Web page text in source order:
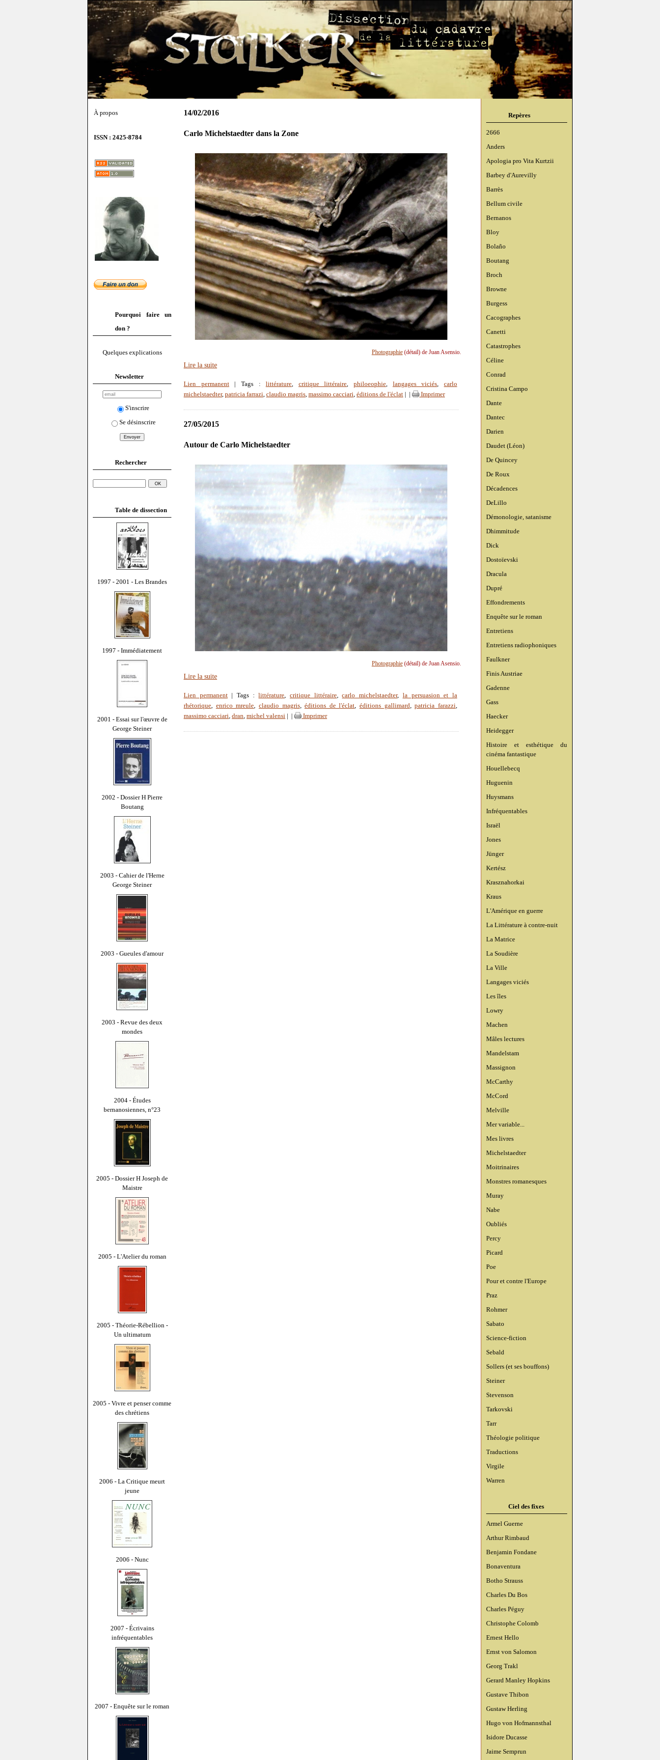
À propos
ISSN : 2425-8784
Pourquoi faire un
don ?
Quelques explications
Newsletter
S'inscrire
Se désinscrire
Rechercher
Table de dissection
1997 - 2001 - Les Brandes
1997 - Immédiatement
2001 - Essai sur l'œuvre de
George Steiner
2002 - Dossier H Pierre
Boutang
2003 - Cahier de l'Herne
George Steiner
2003 - Gueules d'amour
2003 - Revue des deux
mondes
2004 - Études
bernanosiennes, n°23
2005 - Dossier H Joseph de
Maistre
2005 - L'Atelier du roman
2005 - Théorie-Rébellion -
Un ultimatum
2005 - Vivre et penser comme
des chrétiens
2006 - La Critique meurt
jeune
2006 - Nunc
2007 - Écrivains
infréquentables
2007 - Enquête sur le roman
Repères
2666
Anders
Apologia pro Vita Kurtzii
Barbey d'Aurevilly
Barrès
Bellum civile
Bernanos
Bloy
Bolaño
Boutang
Broch
Browne
Burgess
Cacographes
Canetti
Catastrophes
Céline
Conrad
Cristina Campo
Dante
Dantec
Darien
Daudet (Léon)
De Quincey
De Roux
Décadences
DeLillo
Démonologie, satanisme
Dhimmitude
Dick
Dostoïevski
Dracula
Dupré
Effondrements
Enquête sur le roman
Entretiens
Entretiens radiophoniques
Faulkner
Finis Austriae
Gadenne
Gass
Haecker
Heidegger
Histoire et esthétique du
cinéma fantastique
Houellebecq
Huguenin
Huysmans
Infréquentables
Israël
Jones
Jünger
Kertész
Krasznahorkai
Kraus
L'Amérique en guerre
La Littérature à contre-nuit
La Matrice
La Soudière
La Ville
Langages viciés
Les îles
Lowry
Machen
Mâles lectures
Mandelstam
Massignon
McCarthy
McCord
Melville
Mer variable...
Mes livres
Michelstaedter
Moitrinaires
Monstres romanesques
Muray
Nabe
Oubliés
Percy
Picard
Poe
Pour et contre l'Europe
Praz
Rohmer
Sabato
Science-fiction
Sebald
Sollers (et ses bouffons)
Steiner
Stevenson
Tarkovski
Tarr
Théologie politique
Traductions
Virgile
Warren
Ciel des fixes
Armel Guerne
Arthur Rimbaud
Benjamin Fondane
Bonaventura
Botho Strauss
Charles Du Bos
Charles Péguy
Christophe Colomb
Ernest Hello
Ernst von Salomon
Georg Trakl
Gerard Manley Hopkins
Gustave Thibon
Gustaw Herling
Hugo von Hofmannsthal
Isidore Ducasse
Jaime Semprun
14/02/2016
Carlo Michelstaedter dans la Zone
Photographie(détail) de Juan Asensio.
Lire la suite
Lien permanent| Tags :littérature, critique littéraire, philoeophie, langages viciés, carlo
michelstaedter, patricia farrazi, claudio magris, massimo cacciari, éditions de l'éclat Imprimer
27/05/2015
Autour de Carlo Michelstaedter
Photographie(détail) de Juan Asensio.
Lire la suite
Lien permanent| Tags :littérature,critique littéraire,carlo michelstaedter, la persuasion et la
rhétorique, enrico mreule, claudio magris,éditions de l'éclat, éditions gallimard,patricia farazzi,
massimo cacciari, dran, michel valensi Imprimer